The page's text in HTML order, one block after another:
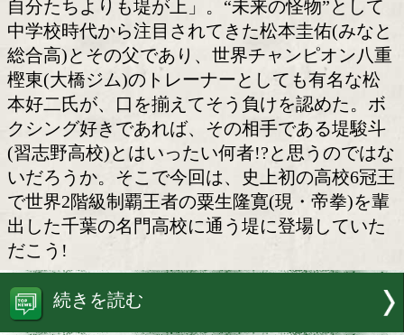
健闘を称え合う堤と松本
東京オリンピック2020は既に始まって
どこかで聞いたようなセリフだが、こ
する二人の17歳にとっての五輪は「始
る」ではなく「始まっていた」が正解
自分たちよりも堤が上」。“未来の怪物
中学校時代から注目されてきた松本圭
総合高)とその父であり、世界チャンピ
樫東(大橋ジム)のトレーナーとしても有
本好二氏が、口を揃えてそう負けを認
クシング好きであれば、その相手であ